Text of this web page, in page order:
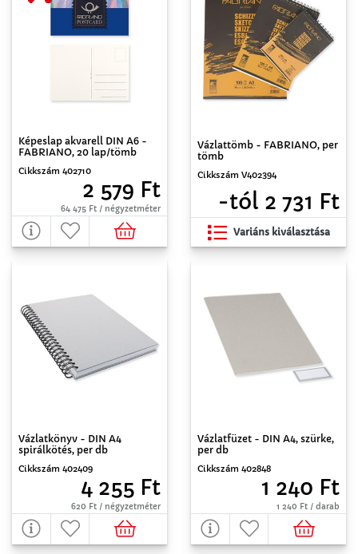
Képeslap akvarell DIN A6 -
FABRIANO, 20 lap/tömb
Cikkszám 402710
2 579 Ft
64 475 Ft / négyzetméter
Vázlattömb - FABRIANO, per
tömb
Cikkszám V402394
-tól 2 731 Ft
Variáns kiválasztása
Vázlatkönyv - DIN A4
spirálkötés, per db
Cikkszám 402409
4 255 Ft
620 Ft / négyzetméter
Vázlatfüzet - DIN A4, szürke,
per db
Cikkszám 402848
1 240 Ft
1 240 Ft / darab